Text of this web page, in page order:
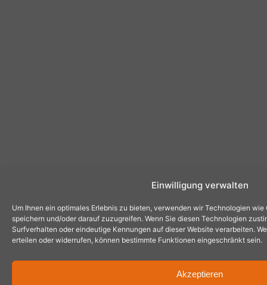
Einwilligung verwalten
Um Ihnen ein optimales Erlebnis zu bieten, verwenden wir Technologien
speichern und/oder darauf zuzugreifen. Wenn Sie diesen Technologien
Surfverhalten oder eindeutige Kennungen auf dieser Website verarbeiten.
erteilen oder widerrufen, können bestimmte Funktionen eingeschränkt sein.
Akzeptieren